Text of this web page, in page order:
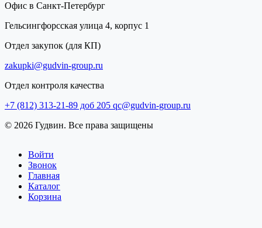
Офис в Санкт-Петербург
Гельсингфорсская улица 4, корпус 1
Отдел закупок (для КП)
zakupki@gudvin-group.ru
Отдел контроля качества
+7 (812) 313-21-89 доб 205 qc@gudvin-group.ru
© 2026 Гудвин. Все права защищены
Войти
Звонок
Главная
Каталог
Корзина